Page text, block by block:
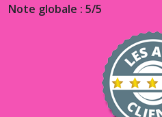
Note globale : 5/5